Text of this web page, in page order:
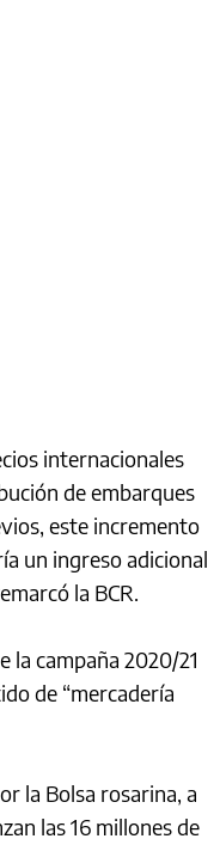
internacionales
de embarques
este incremento
un ingreso adicional
la BCR.
la campaña 2020/21
de “mercadería
la Bolsa rosarina, a
las 16 millones de